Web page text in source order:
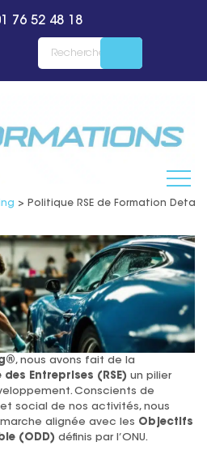
76 52 48 18
> Politique RSE de Formation
, nous avons fait de la
Entreprises (RSE) un pilier
Conscients de
social de nos activités, nous
alignée avec les Objectifs
(ODD) définis par l’ONU.